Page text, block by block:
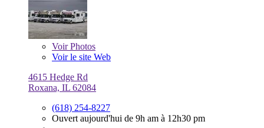
VoirPhotos
Voir le site Web
4615 Hedge Rd
Roxana, IL 62084
(618) 254-8227
Ouvert aujourd'hui de 9h am à 12h30 pm